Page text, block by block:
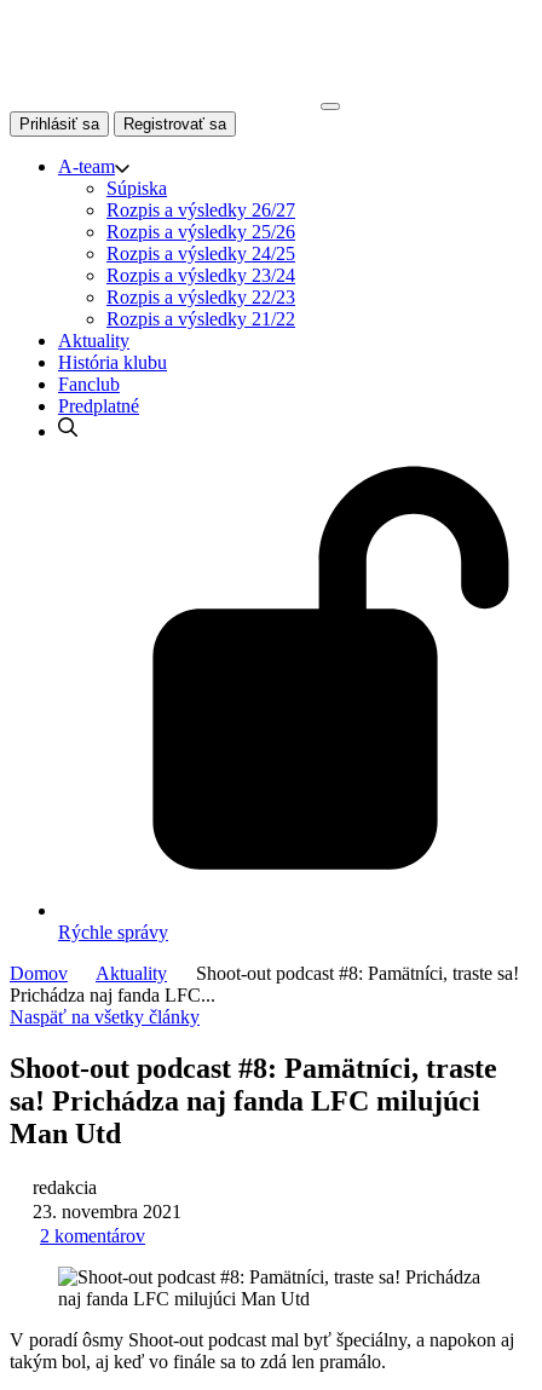
Prihlásiť sa Registrovať sa
A-team
Súpiska
Rozpis a výsledky 26/27
Rozpis a výsledky 25/26
Rozpis a výsledky 24/25
Rozpis a výsledky 23/24
Rozpis a výsledky 22/23
Rozpis a výsledky 21/22
Aktuality
História klubu
Fanclub
Predplatné
Rýchle správy
Domov
Aktuality
Shoot-out podcast #8: Pamätníci, traste sa!
Prichádza naj fanda LFC...
Naspäť na všetky články
Shoot-out podcast #8: Pamätníci, traste
sa! Prichádza naj fanda LFC milujúci
Man Utd
redakcia
23. novembra 2021
2 komentárov
V poradí ôsmy Shoot-out podcast mal byť špeciálny, a napokon aj
takým bol, aj keď vo finále sa to zdá len pramálo.